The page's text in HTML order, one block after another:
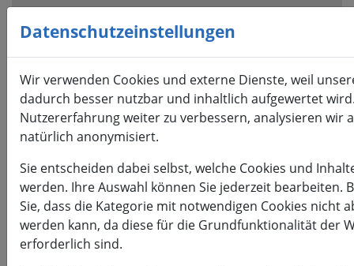
Visuelle
Assistenzsoftware
Tastatur
erreichbar
über
ALT
Datenschutzeinstellungen
Wir verwenden Cookies und externe Dienste, weil
dadurch besser nutzbar und inhaltlich aufgewertet
Nutzererfahrung weiter zu verbessern, analysieren wir
natürlich anonymisiert.
Sie entscheiden dabei selbst, welche Cookies und
werden. Ihre Auswahl können Sie jederzeit bearbeiten.
Sie, dass die Kategorie mit notwendigen Cookies nicht
werden kann, da diese für die Grundfunktionalität der
erforderlich sind.